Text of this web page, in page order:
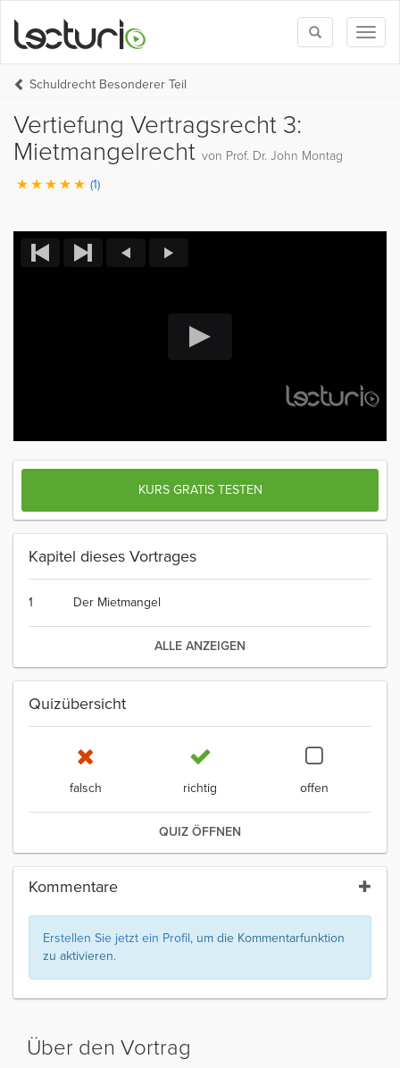
Toggle
search
Schuldrecht Besonderer Teil
Vertiefung Vertragsrecht 3:
Mietmangelrecht von Prof. Dr. John Montag
(1)
KURS GRATIS TESTEN
Kapitel dieses Vortrages
1 Der Mietmangel
ALLE ANZEIGEN
Quizübersicht
falsch richtig offen
QUIZ ÖFFNEN
Kommentare
Erstellen Sie jetzt ein Profil, um die Kommentarfunktion
zu aktivieren.
Über den Vortrag